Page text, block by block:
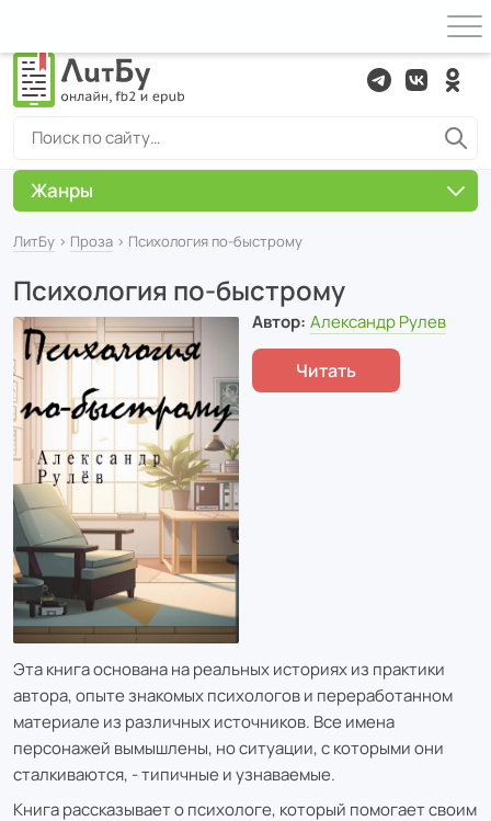
ЛитБу › Проза › Психология по-быстрому
Психология по-быстрому
Автор: Александр Рулев
Читать
Эта книга основана на реальных историях из практики
автора, опыте знакомых психологов и переработанном
материале из различных источников. Все имена
персонажей вымышлены, но ситуации, с которыми они
сталкиваются, - типичные и узнаваемые.
Книга рассказывает о психологе, который помогает своим
Жанры